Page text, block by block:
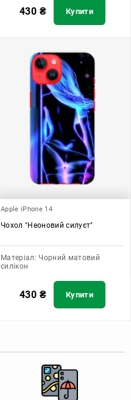
430 ₴ Купити
Apple iPhone 14
Чохол "Неоновий силуєт"
Матеріал: Чорний матовий
силікон
430 ₴ Купити